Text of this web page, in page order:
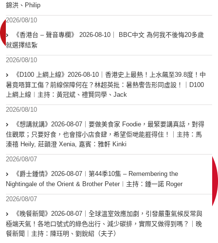
錦洪、Philip
2026/08/10
《香港台 – 聲音專欄》 2026-08-10｜ BBC中文 為何我不後悔20多歲
就選擇結紮
2026/08/10
《D100 上綱上線》2026-08-10｜香港史上最熱！上水飆至39.8度！中
暑竟唔算工傷？前線保障何在？林超英批：暑熱警告形同虛設！｜D100
上綱上線︱主持：黃冠斌、禮賢同學、Jack
2026/08/10
《想講就講》2026-08-07｜要做美食家 Foodie，最緊要講真話，對得
住觀眾；只要好食，也會撐小店食肆，希望佢哋能捱得住！｜主持：馬
溱禧 Heily, 莊韻澄 Xenia, 嘉賓：雅軒 Kinki
2026/08/07
《爵士鍾情》2026-08-07︱第44季10集 – Remembering the
Nightingale of the Orient & Brother Peter︱主持：鍾一諾 Roger
2026/08/07
《晚餐新聞》2026-08-07｜全球溫室效應加劇，引發嚴重氣候反常與
極端天氣！各地口號式的綠色出行、減少碳排，實際又做得到嗎？｜晚
餐新聞｜主持：陳珏明、劉銳紹（夫子）